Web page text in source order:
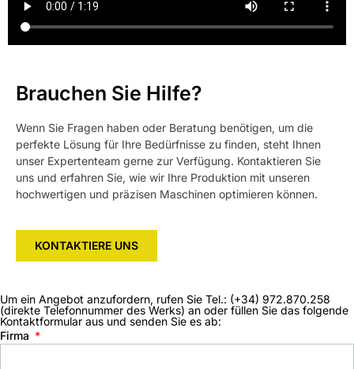
Brauchen Sie Hilfe?
Wenn Sie Fragen haben oder Beratung benötigen, um die
perfekte Lösung für Ihre Bedürfnisse zu finden, steht Ihnen
unser Expertenteam gerne zur Verfügung. Kontaktieren Sie
uns und erfahren Sie, wie wir Ihre Produktion mit unseren
hochwertigen und präzisen Maschinen optimieren können.
KONTAKTIERE UNS
Um ein Angebot anzufordern, rufen Sie Tel.: (+34) 972.870.258
(direkte Telefonnummer des Werks) an oder füllen Sie das folgende
Kontaktformular aus und senden Sie es ab:
Firma